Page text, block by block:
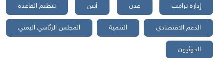
إدارة ترامب عدن أبين تنظيم القاعدة
الدعم الاقتصادي التنمية المجلس الرئاسي اليمني
الحوثيون